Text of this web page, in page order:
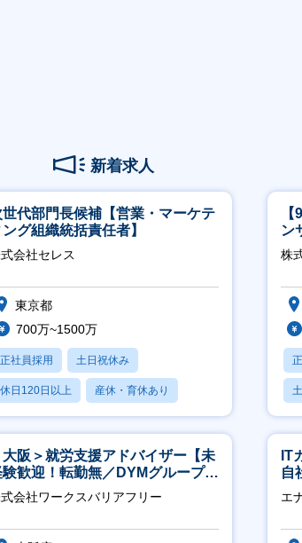
新着求人
世代部門長候補【営業・マーケテ
ング組織統括責任者】
会社セレス
東京都
700万~1500万
正社員採用 土日祝休み
休日120日以上 産休・育休あり
賞与あり
ン
ー
株
大阪＞就労支援アドバイザー【未
験歓迎！転勤無／DYMグループ／
スピタリティ高い方歓迎／土日
】
会社ワークスバリアフリー
IT
自
エ